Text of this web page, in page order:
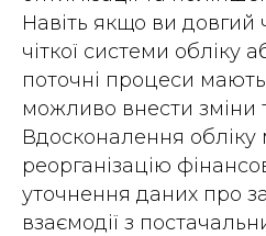
Навіть якщо ви
чіткої системи обліку
поточні процеси
можливо внести зміни
Вдосконалення
реорганізацію
уточнення даних про
взаємодії з